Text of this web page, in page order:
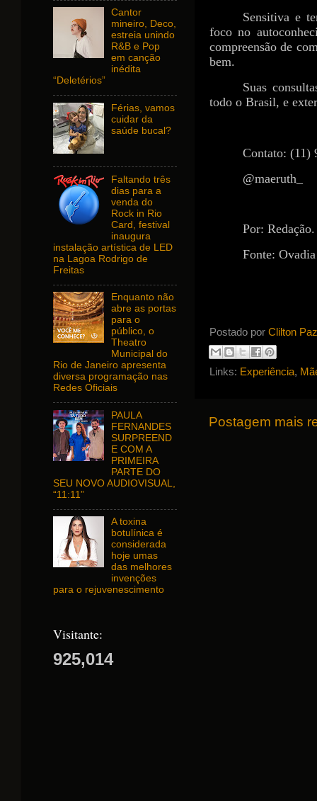
Sensitiva e
foco no
compreensão de
bem.
Suas
todo o Brasil, e
Contato: (11)
@maeruth_
Por: Redação.
Fonte:
Postado por Clilton Paz
Links: Experiência,
Postagem mais
Cantor
mineiro, Deco,
estreia unindo
R&B e Pop
em canção
inédita
“Deletérios”
Férias, vamos
cuidar da
saúde bucal?
Faltando três
dias para a
venda do
Rock in Rio
Card, festival
inaugura
instalação artística de LED
na Lagoa Rodrigo de
Freitas
Enquanto não
abre as portas
para o
público, o
Theatro
Municipal do
Rio de Janeiro apresenta
diversa programação nas
Redes Oficiais
PAULA
FERNANDES
SURPREEND
E COM A
PRIMEIRA
PARTE DO
SEU NOVO AUDIOVISUAL,
“11:11”
A toxina
botulínica é
considerada
hoje umas
das melhores
invenções
para o rejuvenescimento
Visitante:
925,014